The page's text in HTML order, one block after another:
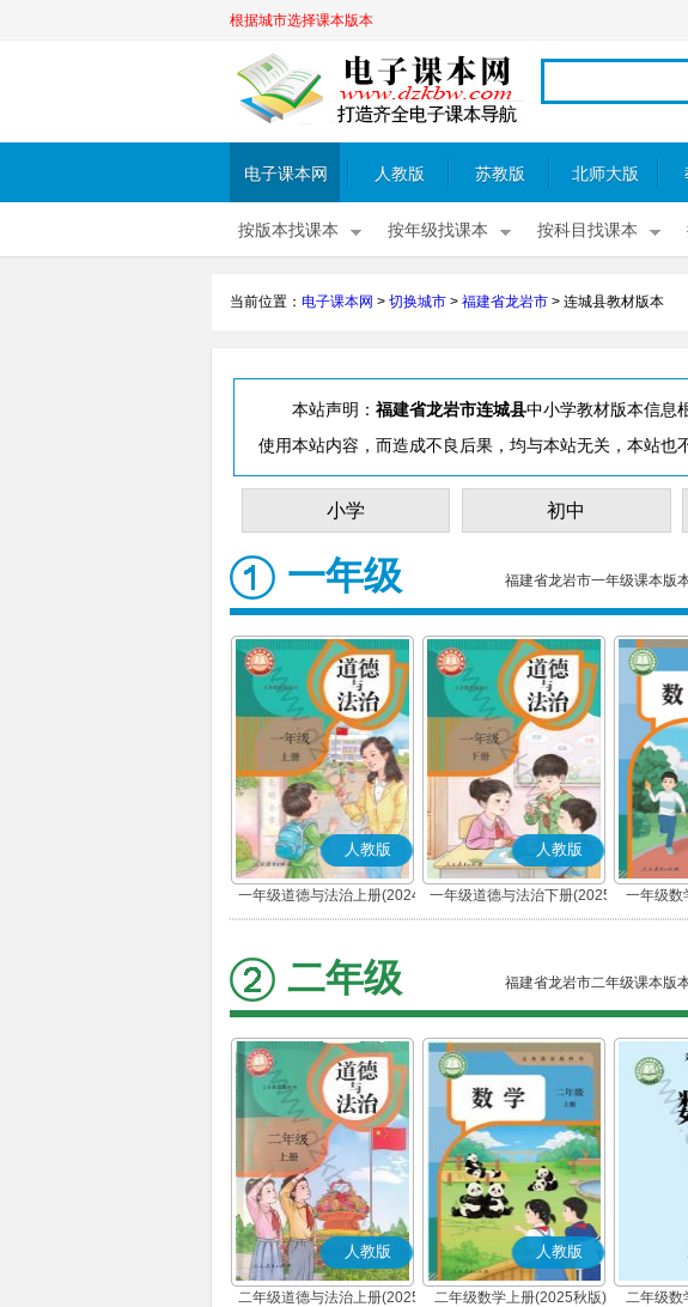
根据城市选择课本版本
电子课本网 人教版 苏教版 北师大版
按版本找课本 按年级找课本 按科目找课本
当前位置： 电子课本网 > 切换城市 > 福建省龙岩市 > 连城县教材版本
本站声明： 福建省龙岩市连城县中小学教材版本信息
使用本站内容，而造成不良后果，均与本站无关，本站也
小学 初中
一年级 福建省龙岩市一年级课本版
人教版
一年级道德与法治上册(2024
秋版)(部编版)
人教版
一年级道德与法治下册(2025
春版)(部编版)
一年级数
二年级 福建省龙岩市二年级课本版
人教版
二年级道德与法治上册(2025
人教版
二年级数学上册(2025秋版) 二年级数